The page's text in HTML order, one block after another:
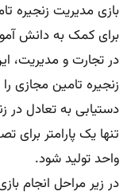
بازی مدیریت زنجیره
برای کمک به دانش
در تجارت و مدیریت،
زنجیره تامین مجازی
دستیابی به تعادل در
تنها یک پارامتر
واحد تولید شود.
در زیر مراحل انجام